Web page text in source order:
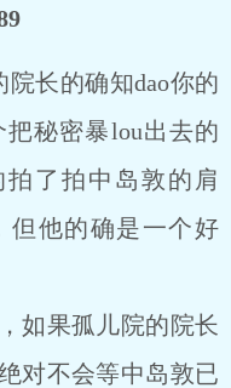
长的确知dao你的
秘密暴lou出去的
了拍中岛敦的肩
但他的确是一个好
如果孤儿院的院长
对不会等中岛敦已